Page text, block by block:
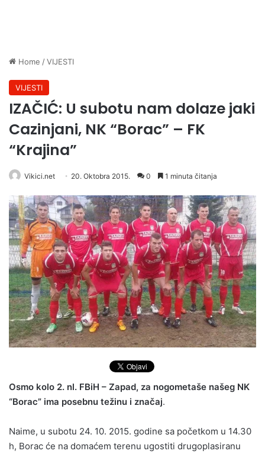
Home /VIJESTI
VIJESTI
IZAČIĆ: U subotu nam dolaze jaki
Cazinjani, NK “Borac” – FK
“Krajina”
Vikici.net 20. Oktobra 2015. 0 1 minuta čitanja
Osmo kolo 2. nl. FBiH – Zapad, za nogometaše našeg NK
“Borac” ima posebnu težinu i značaj.
Naime, u subotu 24. 10. 2015. godine sa početkom u 14.30
h, Borac će na domaćem terenu ugostiti drugoplasiranu